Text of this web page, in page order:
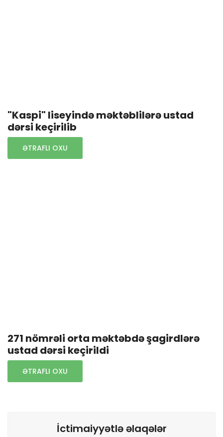
"Kaspi" liseyində məktəblilərə ustad
dərsi keçirilib
ƏTRAFLI OXU
271 nömrəli orta məktəbdə şagirdlərə
ustad dərsi keçirildi
ƏTRAFLI OXU
İctimaiyyətlə əlaqələr